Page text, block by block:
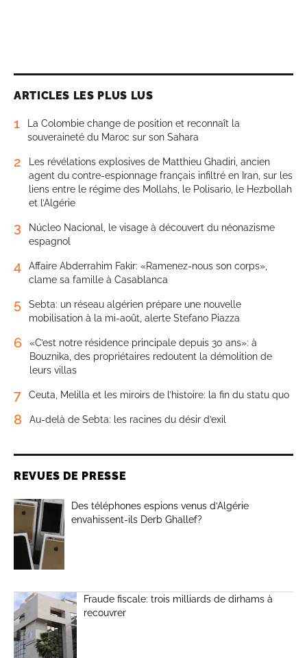
ARTICLES LES PLUS LUS
1
La Colombie change de position et reconnaît la
souveraineté du Maroc sur son Sahara
2
Les révélations explosives de Matthieu Ghadiri, ancien
agent du contre-espionnage français infiltré en Iran, sur les
liens entre le régime des Mollahs, le Polisario, le Hezbollah
et l’Algérie
3
Núcleo Nacional, le visage à découvert du néonazisme
espagnol
4
Affaire Abderrahim Fakir: «Ramenez-nous son corps»,
clame sa famille à Casablanca
5
Sebta: un réseau algérien prépare une nouvelle
mobilisation à la mi-août, alerte Stefano Piazza
6
«C’est notre résidence principale depuis 30 ans»: à
Bouznika, des propriétaires redoutent la démolition de
leurs villas
7 Ceuta, Melilla et les miroirs de l’histoire: la fin du statu quo
8 Au-delà de Sebta: les racines du désir d’exil
REVUES DE PRESSE
Des téléphones espions venus d’Algérie
envahissent-ils Derb Ghallef?
Fraude fiscale: trois milliards de dirhams à
recouvrer